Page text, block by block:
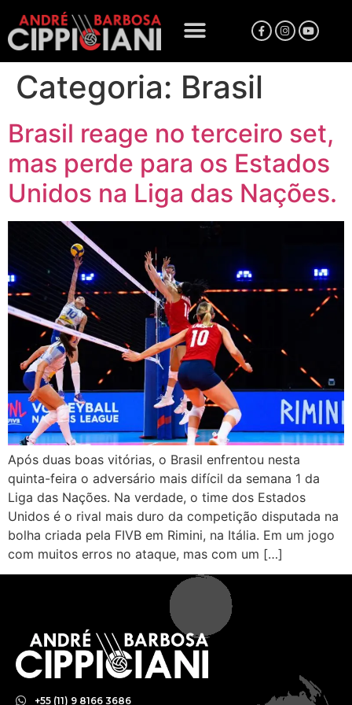
Categoria: Brasil
Brasil reage no terceiro set,
mas perde para os Estados
Unidos na Liga das Nações.
Após duas boas vitórias, o Brasil enfrentou nesta
quinta-feira o adversário mais difícil da semana 1 da
Liga das Nações. Na verdade, o time dos Estados
Unidos é o rival mais duro da competição disputada na
bolha criada pela FIVB em Rimini, na Itália. Em um jogo
com muitos erros no ataque, mas com um […]
+55 (11) 9 8166 3686